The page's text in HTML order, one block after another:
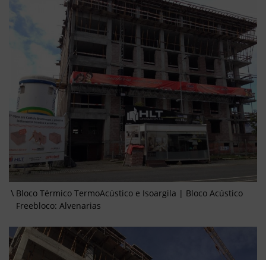
Bloco Térmico TermoAcústico e Isoargila | Bloco Acústico
Freebloco: Alvenarias